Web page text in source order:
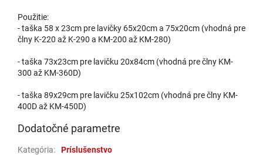
Použitie:
- taška 58 x 23cm pre lavičky 65x20cm a 75x20cm (vhodná pre
člny K-220 až K-290 a KM-200 až KM-280)
- taška 73x23cm pre lavičku 20x84cm (vhodná pre člny KM-
300 až KM-360D)
- taška 89x29cm pre lavičku 25x102cm (vhodná pre člny KM-
400D až KM-450D)
Dodatočné parametre
Kategória: Príslušenstvo